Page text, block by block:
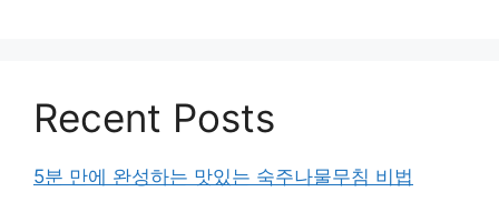
Recent Posts
5분 만에 완성하는 맛있는 숙주나물무침 비법